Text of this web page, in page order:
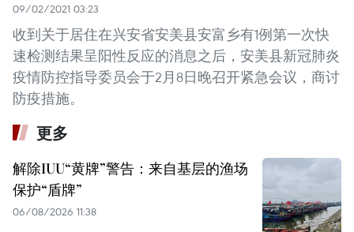
09/02/2021 03:23
收到关于居住在兴安省安美县安富乡有1例第一次快
速检测结果呈阳性反应的消息之后，安美县新冠肺炎
疫情防控指导委员会于2月8日晚召开紧急会议，商讨
防疫措施。
更多
解除IUU“黄牌”警告：来自基层的渔场
保护“盾牌”
06/08/2026 11:38